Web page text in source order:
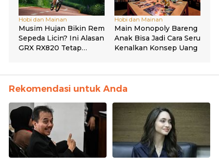
Rekomendasi untuk Anda